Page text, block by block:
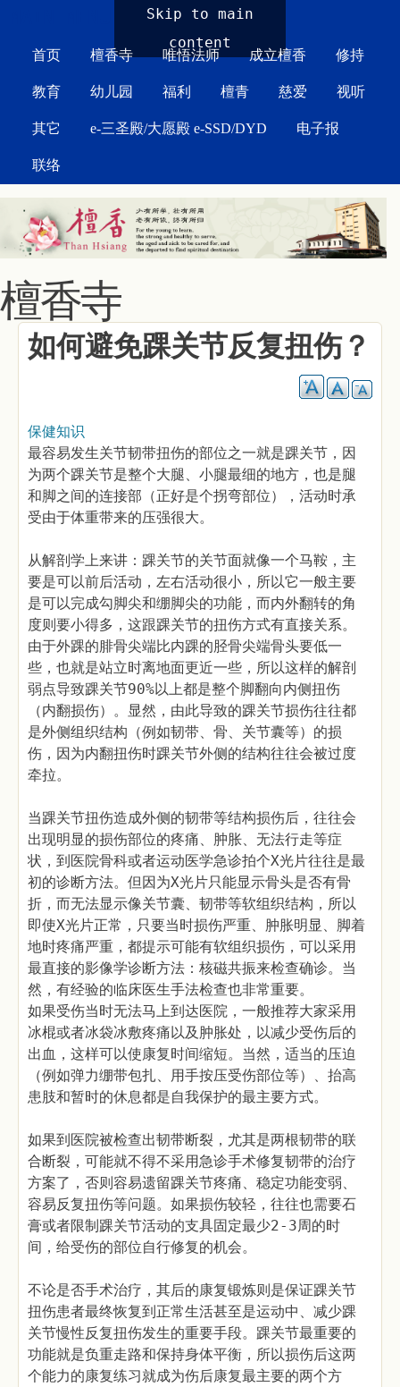
Skip to main
content
首页 檀香寺 唯悟法师 成立檀香 修持
教育 幼儿园 福利 檀青 慈爱 视听
其它 e-三圣殿/大愿殿 e-SSD/DYD 电子报
联络
檀香寺
如何避免踝关节反复扭伤？
保健知识
最容易发生关节韧带扭伤的部位之一就是踝关节，因
为两个踝关节是整个大腿、小腿最细的地方，也是腿
和脚之间的连接部（正好是个拐弯部位），活动时承
受由于体重带来的压强很大。
从解剖学上来讲：踝关节的关节面就像一个马鞍，主
要是可以前后活动，左右活动很小，所以它一般主要
是可以完成勾脚尖和绷脚尖的功能，而内外翻转的角
度则要小得多，这跟踝关节的扭伤方式有直接关系。
由于外踝的腓骨尖端比内踝的胫骨尖端骨头要低一
些，也就是站立时离地面更近一些，所以这样的解剖
弱点导致踝关节90%以上都是整个脚翻向内侧扭伤
（内翻损伤）。显然，由此导致的踝关节损伤往往都
是外侧组织结构（例如韧带、骨、关节囊等）的损
伤，因为内翻扭伤时踝关节外侧的结构往往会被过度
牵拉。
当踝关节扭伤造成外侧的韧带等结构损伤后，往往会
出现明显的损伤部位的疼痛、肿胀、无法行走等症
状，到医院骨科或者运动医学急诊拍个X光片往往是最
初的诊断方法。但因为X光片只能显示骨头是否有骨
折，而无法显示像关节囊、韧带等软组织结构，所以
即使X光片正常，只要当时损伤严重、肿胀明显、脚着
地时疼痛严重，都提示可能有软组织损伤，可以采用
最直接的影像学诊断方法：核磁共振来检查确诊。当
然，有经验的临床医生手法检查也非常重要。
如果受伤当时无法马上到达医院，一般推荐大家采用
冰棍或者冰袋冰敷疼痛以及肿胀处，以减少受伤后的
出血，这样可以使康复时间缩短。当然，适当的压迫
（例如弹力绷带包扎、用手按压受伤部位等）、抬高
患肢和暂时的休息都是自我保护的最主要方式。
如果到医院被检查出韧带断裂，尤其是两根韧带的联
合断裂，可能就不得不采用急诊手术修复韧带的治疗
方案了，否则容易遗留踝关节疼痛、稳定功能变弱、
容易反复扭伤等问题。如果损伤较轻，往往也需要石
膏或者限制踝关节活动的支具固定最少2-3周的时
间，给受伤的部位自行修复的机会。
不论是否手术治疗，其后的康复锻炼则是保证踝关节
扭伤患者最终恢复到正常生活甚至是运动中、减少踝
关节慢性反复扭伤发生的重要手段。踝关节最重要的
功能就是负重走路和保持身体平衡，所以损伤后这两
个能力的康复练习就成为伤后康复最主要的两个方